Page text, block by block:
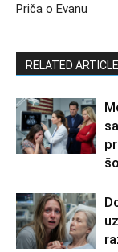
Priča o Evanu
RELATED